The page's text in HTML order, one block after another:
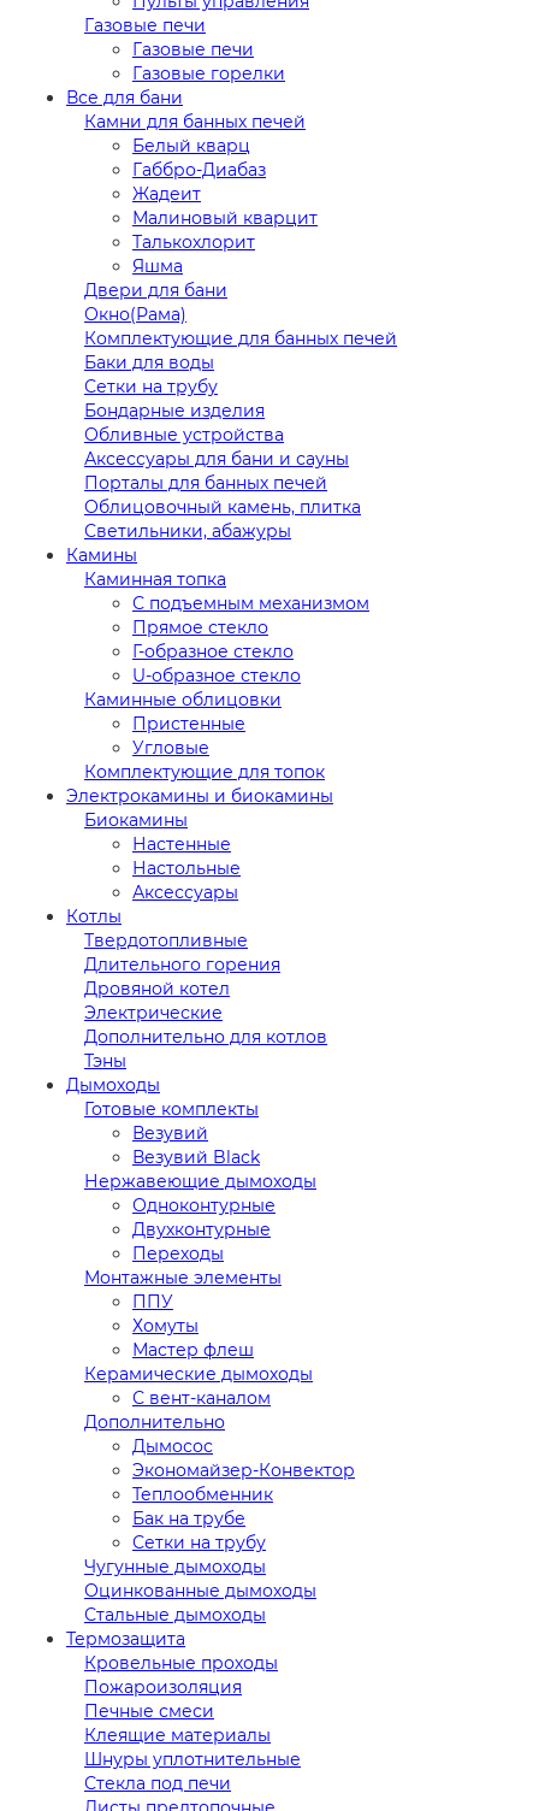
Газовые печи
Газовые печи
Газовые горелки
Все для бани
Камни для банных печей
Белый кварц
Габбро-Диабаз
Жадеит
Малиновый кварцит
Талькохлорит
Яшма
Двери для бани
Окно(Рама)
Комплектующие для банных печей
Баки для воды
Сетки на трубу
Бондарные изделия
Обливные устройства
Аксессуары для бани и сауны
Порталы для банных печей
Облицовочный камень, плитка
Светильники, абажуры
Камины
Каминная топка
С подъемным механизмом
Прямое стекло
Г-образное стекло
U-образное стекло
Каминные облицовки
Пристенные
Угловые
Комплектующие для топок
Электрокамины и биокамины
Биокамины
Настенные
Настольные
Аксессуары
Котлы
Твердотопливные
Длительного горения
Дровяной котел
Электрические
Дополнительно для котлов
Тэны
Дымоходы
Готовые комплекты
Везувий
Везувий Black
Нержавеющие дымоходы
Одноконтурные
Двухконтурные
Переходы
Монтажные элементы
ППУ
Хомуты
Мастер флеш
Керамические дымоходы
С вент-каналом
Дополнительно
Дымосос
Экономайзер-Конвектор
Теплообменник
Бак на трубе
Сетки на трубу
Чугунные дымоходы
Оцинкованные дымоходы
Стальные дымоходы
Термозащита
Кровельные проходы
Пожароизоляция
Печные смеси
Клеящие материалы
Шнуры уплотнительные
Стекла под печи